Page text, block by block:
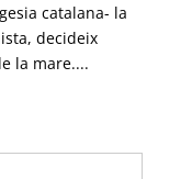
catalana- la
decideix
la mare....